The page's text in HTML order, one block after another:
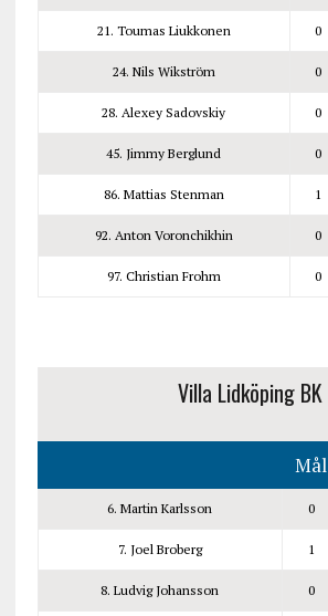
21. Toumas Liukkonen 0
24. Nils Wikström 0
28. Alexey Sadovskiy 0
45. Jimmy Berglund 0
86. Mattias Stenman 1
92. Anton Voronchikhin 0
97. Christian Frohm 0
Villa Lidköping BK
Mål
6. Martin Karlsson 0
7. Joel Broberg 1
8. Ludvig Johansson 0